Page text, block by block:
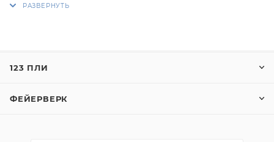
адреналина, который вызывает громкий "бабах"
Моргана-1" по мощности соответствует петардам
123 ПЛИ
ФЕЙЕРВЕРК